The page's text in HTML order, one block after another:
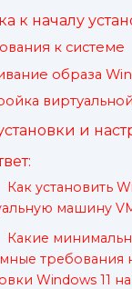
к началу
к системе
образа
и
Как установить
машину
Какие
требования
Windows 11